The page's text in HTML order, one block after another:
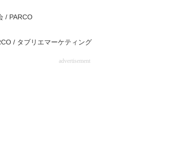
/ PARCO
/ タブリエマーケティング
advertisement